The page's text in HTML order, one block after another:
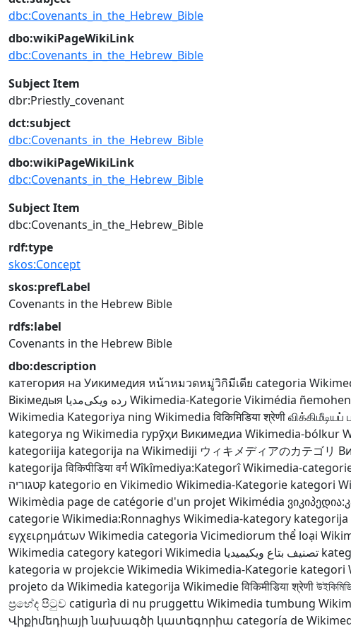
dbc:Covenants_in_the_Hebrew_Bible
dbo:wikiPageWikiLink
dbc:Covenants_in_the_Hebrew_Bible
Subject Item
dbr:Priestly_covenant
dct:subject
dbc:Covenants_in_the_Hebrew_Bible
dbo:wikiPageWikiLink
dbc:Covenants_in_the_Hebrew_Bible
Subject Item
dbc:Covenants_in_the_Hebrew_Bible
rdf:type
skos:Concept
skos:prefLabel
Covenants in the Hebrew Bible
rdfs:label
Covenants in the Hebrew Bible
dbo:description
категория на Уикимедия หน้าหมวดหมู่วิกิมีเดีย categoria
Вікімедыя رده ویکی‌مدیا Wikimedia-KategorieVikimédia
Wikimedia Kategoriya ning Wikimedia विकिमिडिया श्रेणीவிக்கிமீடியப்
kategorya ng Wikimedia гурӯҳи Викимедиа Wikimedia-bólkur
kategoriija kategorija na Wikimediji ウィキメディアのカテゴリ
kategorija विकिपीडिया वर्गWîkîmediya:KategorîWikimedia-
קטגוריה kategorio en Vikimedio Wikimedia-Kategorie kategori
Wikimèdia page de catégorie d'un projet Wikimédia
categorieWikimedia:Ronnaghys Wikimedia-kategory kategorija
εγχειρημάτων Wikimedia categoria Vicimediorum thể loại
Wikimedia category kategori Wikimedia تصنيف بتاع ويكيميديا
kategoria w projekcie Wikimedia Wikimedia-Kategorie kategori
projeto da Wikimedia kategorija Wikimedieविकिमीडिया श्रेणी
ප්‍රභේද පිටුව catigurìa di nu pruggettu Wikimedia tumbung
Վիքիմեդիայի նախագծի կատեգորիա categoría de